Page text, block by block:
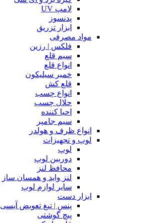
لامپ UV
پدنسوز
ابزار تزریق
مواد مصرفی
فلکس | رزین
سیم قلع
انواع قلع
خمیر سیلیکون
قلع کش
انواع چسب
حلال چسب
احیا کننده
سیم جامپر
انواع ظرف و هولدر
لوپ و تجهیزات
لوپ
دوربین لوپ
محافظ لنز
لنز واید و همسان ساز
سایر لوازم لوپ
ابزار دست
پنس | تیغ تعویض آیسی
پیچ گوشتی